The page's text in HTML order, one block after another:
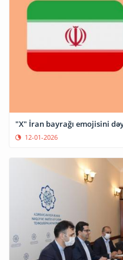
"X" İran bayrağı emojisini
12-01-2026